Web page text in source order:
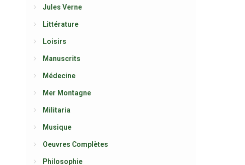
Jules Verne
Littérature
Loisirs
Manuscrits
Médecine
Mer Montagne
Militaria
Musique
Oeuvres Complètes
Philosophie